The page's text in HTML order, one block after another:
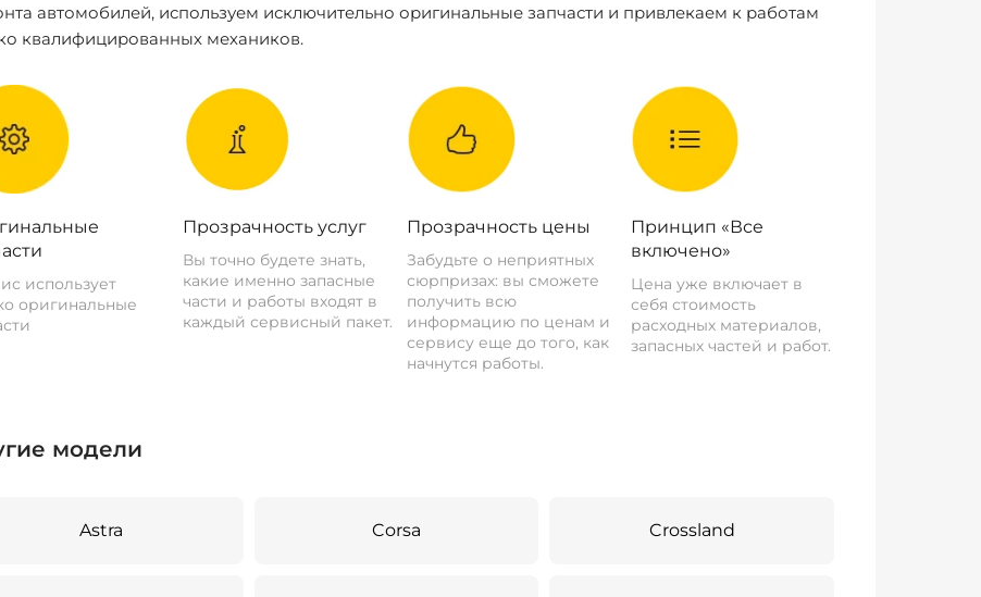
автомобилей, используем исключительно оригинальные запчасти и привлекаем к работам
квалифицированных механиков.
использует
оригинальные
Прозрачность услуг
Вы точно будете знать,
какие именно запасные
части и работы входят в
каждый сервисный пакет.
Прозрачность цены
Забудьте о неприятных
сюрпризах: вы сможете
получить всю
информацию по ценам и
сервису еще до того, как
начнутся работы.
Принцип «Все
включено»
Цена уже включает в
себя стоимость
расходных материалов,
запасных частей и работ.
модели
Astra Corsa Crossland